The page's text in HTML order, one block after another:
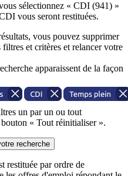
sélectionnez « CDI (941) »
vous seront restituées.
vous pouvez supprimer
et critères et relancer votre
apparaissent de la façon
un par un ou tout
« Tout réinitialiser ».
recherche
restituée par ordre de